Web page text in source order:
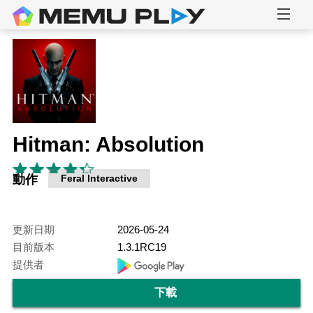
Hitman: Absolution
動作 Feral Interactive
更新日期
2026-05-24
目前版本
1.3.1RC19
提供者
下載